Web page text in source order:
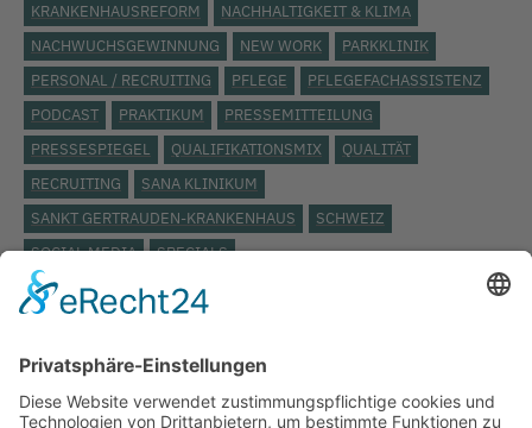
KRANKENHAUSREFORM
NACHHALTIGKEIT & KLIMA
NACHWUCHSGEWINNUNG
NEW WORK
PARKKLINIK
PERSONAL / RECRUITING
PFLEGE
PFLEGEFACHASSISTENZ
PODCAST
PRAKTIKUM
PRESSEMITTEILUNG
PRESSESPIEGEL
QUALIFIKATIONSMIX
QUALITÄT
RECRUITING
SANA KLINIKUM
SANKT GERTRAUDEN-KRANKENHAUS
SCHWEIZ
SOCIAL MEDIA
SPECIALS
STÄDTISCHES KLINIKUM LÜNEBURG
UKB
UKRAINE
VERANSTALTUNG
VERBAND DER ERSATZKASSEN
VEREINBARKEIT
VIDEO